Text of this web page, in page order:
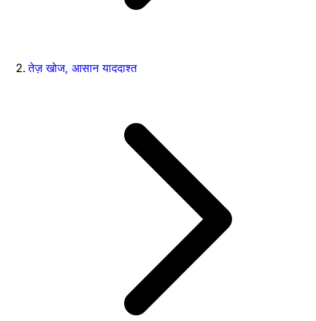
तेज़ खोज, आसान याददाश्त